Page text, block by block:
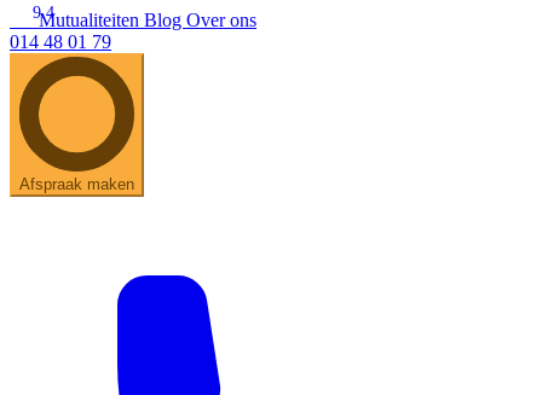
Zoeken
Snel zoeken
Hoorapparaatbatterijen
ReSound Vivia
Oticon IntentSignia Silk
9.4
Mutualiteiten Blog Over ons
014 48 01 79
Afspraak maken